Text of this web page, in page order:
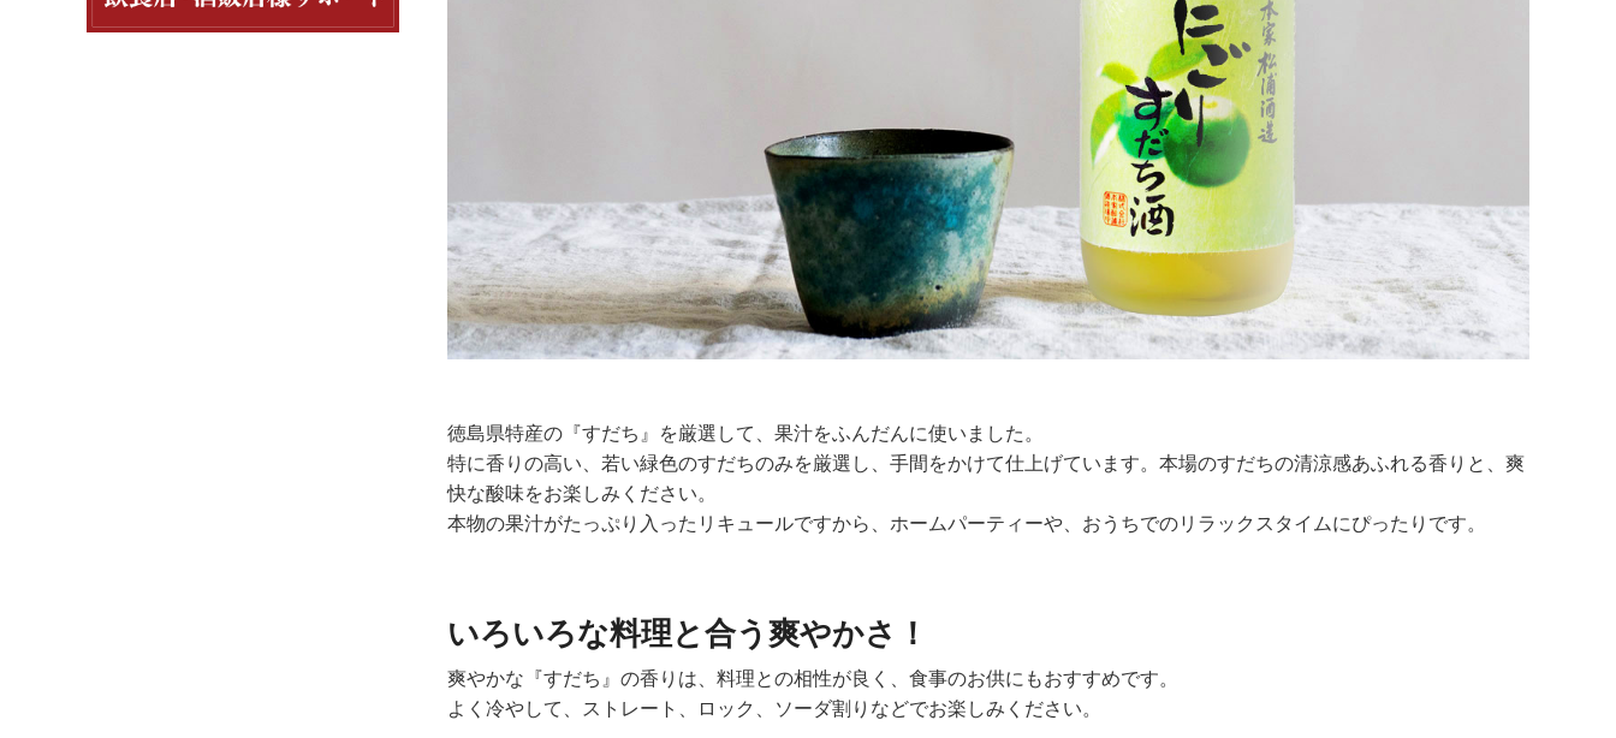
徳島県特産の『すだち』を厳選して、果汁をふんだんに使いました。
特に香りの高い、若い緑色のすだちのみを厳選し、手間をかけて仕上げています。本場のすだちの清涼感あふれる香りと、爽
快な酸味をお楽しみください。
本物の果汁がたっぷり入ったリキュールですから、ホームパーティーや、おうちでのリラックスタイムにぴったりです。
いろいろな料理と合う爽やかさ！
爽やかな『すだち』の香りは、料理との相性が良く、食事のお供にもおすすめです。
よく冷やして、ストレート、ロック、ソーダ割りなどでお楽しみください。